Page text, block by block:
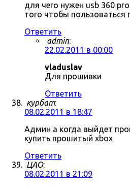
для чего нужен usb 360
того чтобы
Ответить
admin:
22.02.2011 в 00:00
vladuslav
Для прошивки
Ответить
курбат:
08.02.2011 в 18:47
Админ а когда выйдет
купить прошитый xbox
Ответить
ЦАО:
08.02.2011 в 21:09